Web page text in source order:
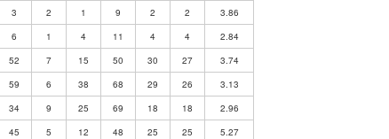
3 2 1 9 2 2
3.86
6 1 4 11 4 4
2.84
52 7 15 50 30 27
3.74
59 6 38 68 29 26
3.13
34 9 25 69 18 18
2.96
45 5 12 48 25 25
5.27